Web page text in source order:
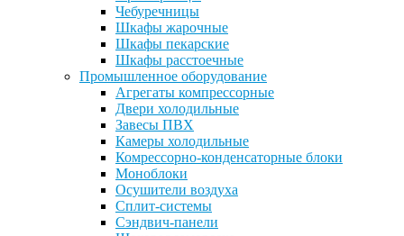
Чебуречницы
Шкафы жарочные
Шкафы пекарские
Шкафы расстоечные
Промышленное оборудование
Агрегаты компрессорные
Двери холодильные
Завесы ПВХ
Камеры холодильные
Комрессорно-конденсаторные блоки
Моноблоки
Осушители воздуха
Сплит-системы
Сэндвич-панели